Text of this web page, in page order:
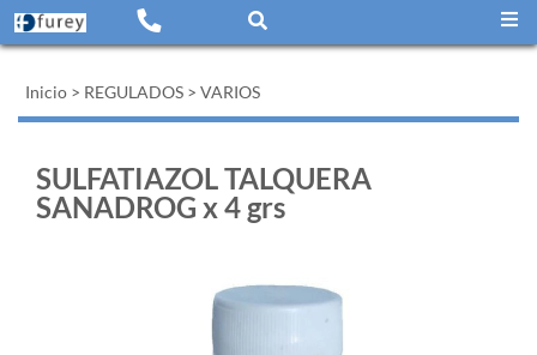
Inicio > REGULADOS > VARIOS
SULFATIAZOL TALQUERA
SANADROG x 4 grs